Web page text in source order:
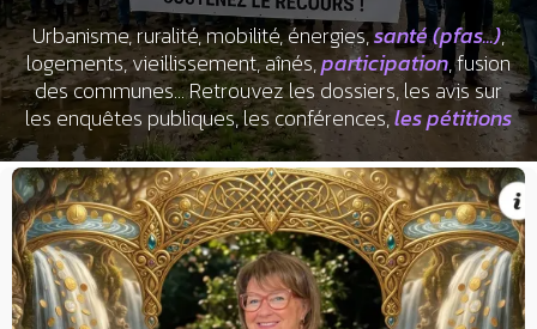
Urbanisme, ruralité, mobilité, énergies,santé (pfas...),
logements, vieillissement, aînés,participation, fusion
des communes... Retrouvez les dossiers, les avis sur
les enquêtes publiques, les conférences,les pétitions